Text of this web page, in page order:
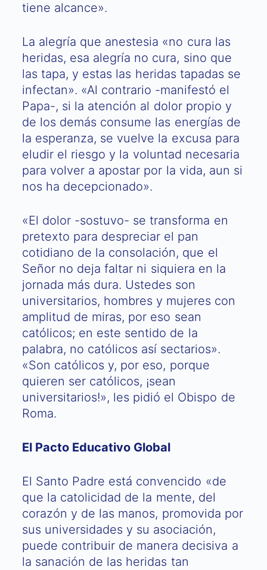
tiene alcance».
La alegría que anestesia «no cura las
heridas, esa alegría no cura, sino que
las tapa, y estas las heridas tapadas se
infectan». «Al contrario -manifestó el
Papa-, si la atención al dolor propio y
de los demás consume las energías de
la esperanza, se vuelve la excusa para
eludir el riesgo y la voluntad necesaria
para volver a apostar por la vida, aun si
nos ha decepcionado».
«El dolor -sostuvo- se transforma en
pretexto para despreciar el pan
cotidiano de la consolación, que el
Señor no deja faltar ni siquiera en la
jornada más dura. Ustedes son
universitarios, hombres y mujeres con
amplitud de miras, por eso sean
católicos; en este sentido de la
palabra, no católicos así sectarios».
«Son católicos y, por eso, porque
quieren ser católicos, ¡sean
universitarios!», les pidió el Obispo de
Roma.
El Pacto Educativo Global
El Santo Padre está convencido «de
que la catolicidad de la mente, del
corazón y de las manos, promovida por
sus universidades y su asociación,
puede contribuir de manera decisiva a
la sanación de las heridas tan